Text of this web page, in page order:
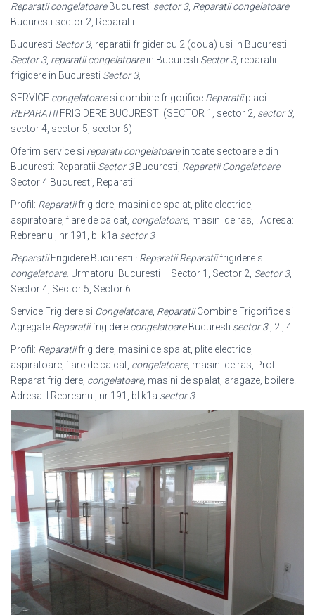
Reparatii congelatoareBucuresti sector 3, Reparatii congelatoare
Bucuresti sector 2, Reparatii
Bucuresti Sector 3, reparatii frigider cu 2 (doua) usi in Bucuresti
Sector 3, reparatii congelatoarein Bucuresti Sector 3, reparatii
frigidere in Bucuresti Sector 3,
SERVICE congelatoaresi combine frigorifice.Reparatiiplaci
REPARATIIFRIGIDERE BUCURESTI (SECTOR 1, sector 2, sector 3,
sector 4, sector 5, sector 6)
Oferim service si reparatii congelatoarein toate sectoarele din
Bucuresti: Reparatii Sector 3Bucuresti, Reparatii Congelatoare
Sector 4 Bucuresti, Reparatii
Profil: Reparatiifrigidere, masini de spalat, plite electrice,
aspiratoare, fiare de calcat, congelatoare, masini de ras, . Adresa: I
Rebreanu , nr 191, bl k1a sector 3
ReparatiiFrigidere Bucuresti · Reparatii Reparatiifrigidere si
congelatoare. Urmatorul Bucuresti – Sector 1, Sector 2, Sector 3,
Sector 4, Sector 5, Sector 6.
Service Frigidere si Congelatoare, ReparatiiCombine Frigorifice si
Agregate Reparatiifrigidere congelatoareBucuresti sector 3, 2 , 4.
Profil: Reparatiifrigidere, masini de spalat, plite electrice,
aspiratoare, fiare de calcat, congelatoare, masini de ras, Profil:
Reparat frigidere, congelatoare, masini de spalat, aragaze, boilere.
Adresa: I Rebreanu , nr 191, bl k1a sector 3